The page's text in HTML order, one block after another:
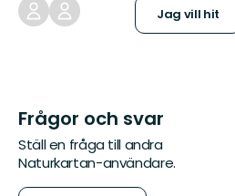
Jag vill hit
Frågor och svar
Ställ en fråga till andra
Naturkartan-användare.